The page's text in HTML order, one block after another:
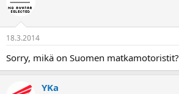
18.3.2014
Sorry, mikä on Suomen matkamotoristit?
YKa